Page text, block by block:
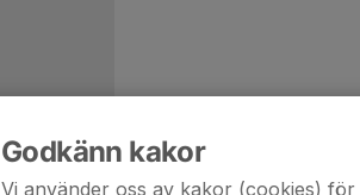
Godkänn kakor
Vi använder oss av kakor (cookies)